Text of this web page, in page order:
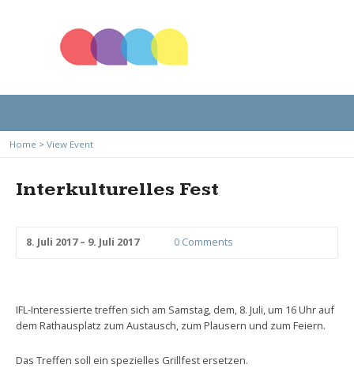
Home > View Event
Interkulturelles Fest
8. Juli 2017 – 9. Juli 2017 0 Comments
IFL-Interessierte treffen sich am Samstag, dem, 8. Juli, um 16 Uhr auf
dem Rathausplatz zum Austausch, zum Plausern und zum Feiern.
Das Treffen soll ein spezielles Grillfest ersetzen.